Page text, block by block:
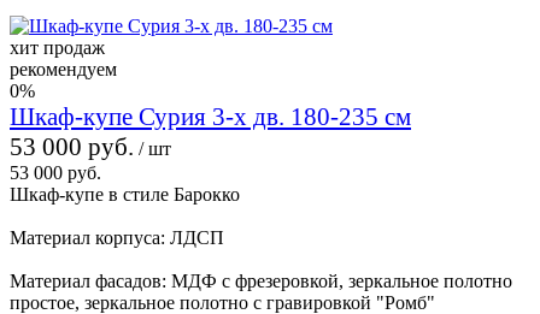
хит продаж
рекомендуем
0%
Шкаф-купе Сурия 3-х дв. 180-235 см
53 000 руб. / шт
53 000 руб.
Шкаф-купе в стиле Барокко
Материал корпуса: ЛДСП
Материал фасадов: МДФ с фрезеровкой, зеркальное полотно
простое, зеркальное полотно с гравировкой "Ромб"